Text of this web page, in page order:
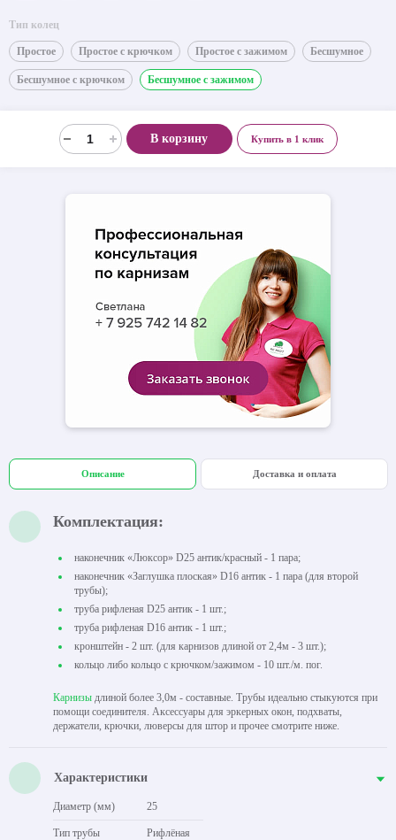
Тип колец
Простое Простое с крючком Простое с зажимом Бесшумное
Бесшумное с крючком Бесшумное с зажимом
В корзину Купить в 1 клик
Описание Доставка и оплата
Комплектация:
наконечник «Люксор» D25 антик/красный - 1 пара;
наконечник «Заглушка плоская» D16 антик - 1 пара (для второй
трубы);
труба рифленая D25 антик - 1 шт.;
труба рифленая D16 антик - 1 шт.;
кронштейн - 2 шт. (для карнизов длиной от 2,4м - 3 шт.);
кольцо либо кольцо с крючком/зажимом - 10 шт./м. пог.
Карнизы длиной более 3,0м - составные. Трубы идеально стыкуются при
помощи соединителя. Аксессуары для эркерных окон, подхваты,
держатели, крючки, люверсы для штор и прочее смотрите ниже.
Характеристики
Диаметр (мм) 25
Тип трубы Рифлёная